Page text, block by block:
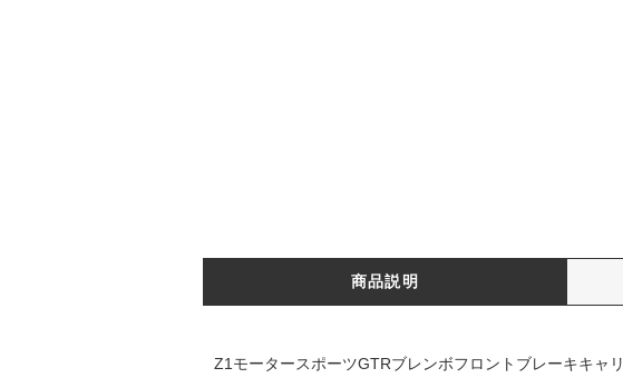
商品説明
Z1モータースポーツGTRブレンボフロントブレーキキャ